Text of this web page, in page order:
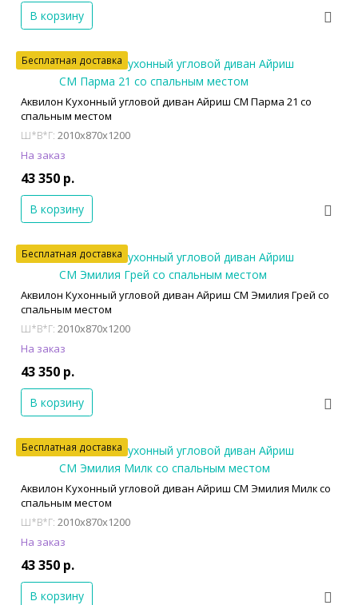
В корзину
Бесплатная доставка
Аквилон Кухонный угловой диван Айриш СМ Парма 21 со
спальным местом
Ш*В*Г: 2010x870x1200
На заказ
43 350 р.
В корзину
Бесплатная доставка
Аквилон Кухонный угловой диван Айриш СМ Эмилия Грей со
спальным местом
Ш*В*Г: 2010x870x1200
На заказ
43 350 р.
В корзину
Бесплатная доставка
Аквилон Кухонный угловой диван Айриш СМ Эмилия Милк со
спальным местом
Ш*В*Г: 2010x870x1200
На заказ
43 350 р.
В корзину